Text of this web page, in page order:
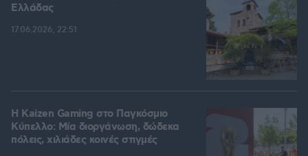
Ελλάδας
17.06.2026, 22:51
H Kaizen Gaming στο Παγκόσμιο
Kύπελλο: Μία διοργάνωση, δώδεκα
πόλεις, χιλιάδες κοινές στιγμές